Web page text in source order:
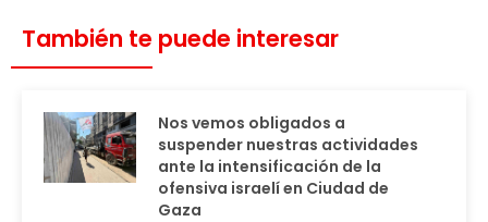
También te puede interesar
Nos vemos obligados a
suspender nuestras actividades
ante la intensificación de la
ofensiva israelí en Ciudad de
Gaza